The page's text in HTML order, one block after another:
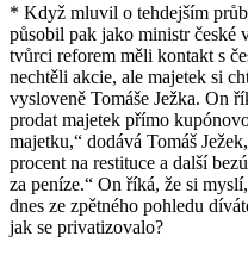
* Když mluvil o tehdejším
působil pak jako ministr české
tvůrci reforem měli kontakt s
nechtěli akcie, ale majetek si
vysloveně Tomáše Ježka. On
prodat majetek přímo
majetku,“ dodává Tomáš
procent na restituce a další
za peníze.“ On říká, že si
dnes ze zpětného pohledu
jak se privatizovalo?